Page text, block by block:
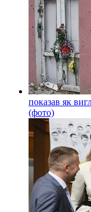
показав як
(фото)